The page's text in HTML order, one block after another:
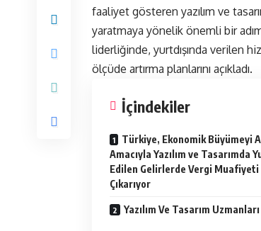
faaliyet gösteren yazılım ve
yaratmaya yönelik önemli bir
liderliğinde, yurtdışında verilen
ölçüde artırma planlarını açıkladı.
İçindekiler
Türkiye, Ekonomik Büyümeyi
Amacıyla Yazılım ve Tasarımda
Edilen Gelirlerde Vergi Muafiyeti
Çıkarıyor
Yazılım Ve Tasarım